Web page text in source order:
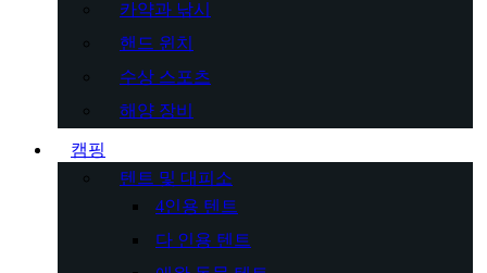
카약과 낚시
핸드 윈치
수상 스포츠
해양 장비
캠핑
텐트 및 대피소
4인용 텐트
다 인용 텐트